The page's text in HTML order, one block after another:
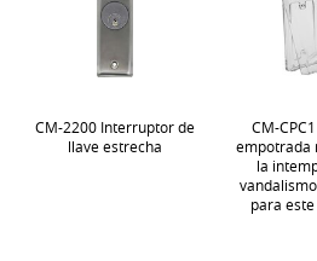
CM-2200 Interruptor de
llave estrecha
CM-
empotrada
la
para